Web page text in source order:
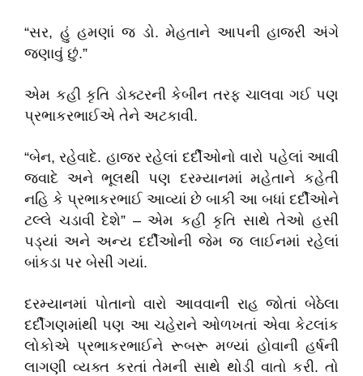
“સર, હું હમણાં જ ડો. મેહતાને આપની હાજરી અંગે
જણાવું છું.”
એમ કહી કૃતિ ડોક્ટરની કેબીન તરફ ચાલવા ગઈ પણ
પ્રભાકરભાઈએ તેને અટકાવી.
“બેન, રહેવાદે. હાજર રહેલાં દર્દીઓનો વારો પહેલાં આવી
જવાદે અને ભૂલથી પણ દરમ્યાનમાં મહેતાને કહેતી
નહિ કે પ્રભાકરભાઈ આવ્યાં છે બાકી આ બધાં દર્દીઓને
ટલ્લે ચડાવી દેશે” – એમ કહી કૃતિ સાથે તેઓ હસી
પડ્યાં અને અન્ય દર્દીઓની જેમ જ લાઈનમાં રહેલાં
બાંકડા પર બેસી ગયાં.
દરમ્યાનમાં પોતાનો વારો આવવાની રાહ જોતાં બેઠેલા
દર્દીગણમાંથી પણ આ ચહેરાને ઓળખતાં એવા કેટલાંક
લોકોએ પ્રભાકરભાઈને રૂબરૂ મળ્યાં હોવાની હર્ષની
લાગણી વ્યક્ત કરતાં તેમની સાથે થોડી વાતો કરી. તો